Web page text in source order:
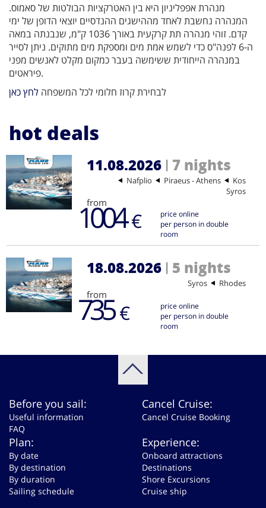
מנהרת אפפליניון היא בין האטרקציות הבולטות של סאמוס.
המנהרה נחשבת לאחד מההישגים ההנדסיים יוצאי הדופן של ימי
קדם. זוהי מנהרה תת קרקעית באורך 1036 ק"מ, שנבנתה במאה
ה-6 לפנה"ס כדי לשמש אמת מים ומספקת מים מתוקים. ניתן לסייר
במנהרה הייחודית ששימשה בעבר כמקום מקלט לאנשים מפני
פיראטים.
לבחירת קרוז חלומי לכל המשפחה לחץ כאן
hot deals
11.08.2026 | 7 nights
Kos
Piraeus - Athens
Nafplio
Syros
from
1004€
price online
per person in double
room
18.08.2026 | 5 nights
Rhodes
Syros
from
735€
price online
per person in double
room
Before you sail:
Useful information
FAQ
Cancel Cruise:
Cancel Cruise Booking
Plan:
By date
By destination
By duration
Sailing schedule
Experience:
Onboard attractions
Destinations
Shore Excursions
Cruise ship